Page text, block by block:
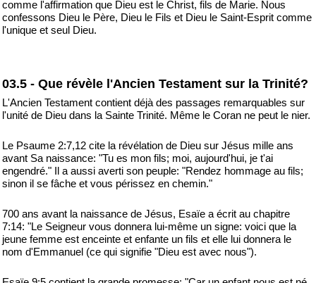
comme l'affirmation que Dieu est le Christ, fils de Marie. Nous
confessons Dieu le Père, Dieu le Fils et Dieu le Saint-Esprit comme
l'unique et seul Dieu.
03.5 - Que révèle l'Ancien Testament sur la Trinité?
L'Ancien Testament contient déjà des passages remarquables sur
l'unité de Dieu dans la Sainte Trinité. Même le Coran ne peut le nier.
Le Psaume 2:7,12 cite la révélation de Dieu sur Jésus mille ans
avant Sa naissance: "Tu es mon fils; moi, aujourd'hui, je t'ai
engendré." Il a aussi averti son peuple: "Rendez hommage au fils;
sinon il se fâche et vous périssez en chemin."
700 ans avant la naissance de Jésus, Esaïe a écrit au chapitre
7:14: "Le Seigneur vous donnera lui-même un signe: voici que la
jeune femme est enceinte et enfante un fils et elle lui donnera le
nom d'Emmanuel (ce qui signifie "Dieu est avec nous").